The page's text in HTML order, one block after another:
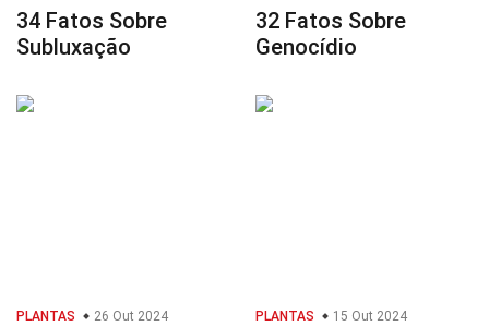
34 Fatos Sobre
Subluxação
32 Fatos Sobre
Genocídio
PLANTAS 26 Out 2024 PLANTAS 15 Out 2024